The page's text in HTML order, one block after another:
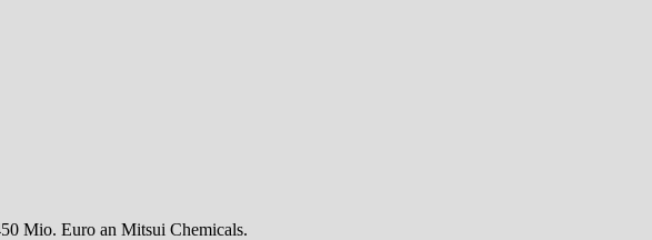
Mio. Euro an Mitsui Chemicals.